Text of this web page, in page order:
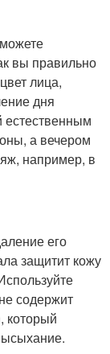
вы правильно
лица,
дня
естественным
а вечером
например, в
его
защитит кожу
содержит
который